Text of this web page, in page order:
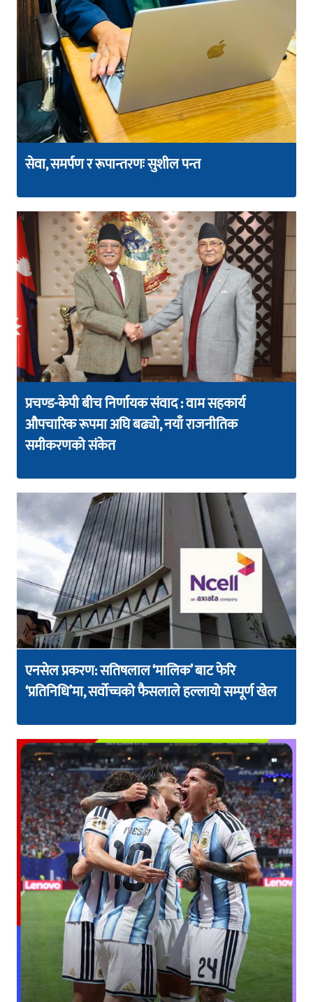
सेवा, समर्पण र रूपान्तरणः सुशील पन्त
प्रचण्ड-केपी बीच निर्णायक संवाद : वाम सहकार्य
औपचारिक रूपमा अघि बढ्यो, नयाँ राजनीतिक
समीकरणको संकेत
एनसेल प्रकरण: सतिषलाल ‘मालिक’ बाट फेरि
‘प्रतिनिधि’मा, सर्वोच्चको फैसलाले हल्लायो सम्पूर्ण खेल